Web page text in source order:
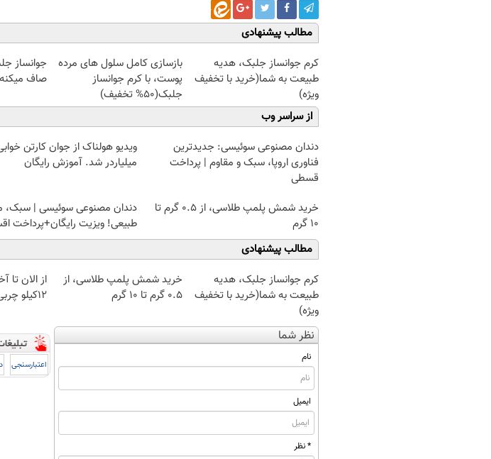
مطالب پیشنهادی
کرم جوانساز جلبک، هدیه
طبیعت به شما(خرید با تخفیف
ویژه)
بازسازی کامل سلول های مرده
پوست، با کرم جوانساز
جلبک(50% تخفیف)
جوانساز
صاف
از سراسر وب
دندان مصنوعی سوئیسی: جدیدترین
فناوری اروپا، سبک و مقاوم | پرداخت
قسطی
ویدیو هولناک از جوان کارتن
میلیاردر شد. آموزش رایگان
خرید شمش پلمپ طلاسی، از ۰.۵ گرم تا
۱۰ گرم
دندان مصنوعی سوئیسی | سبک،
طبیعی! ویزیت رایگان+پرداخت
مطالب پیشنهادی
کرم جوانساز جلبک، هدیه
طبیعت به شما(خرید با تخفیف
ویژه)
خرید شمش پلمپ طلاسی، از
۰.۵ گرم تا ۱۰ گرم
از الان تا
12کیلو چربی میسوزونی🧨
نظر شما
نام
ایمیل
* نظر
اعتبارسنجی